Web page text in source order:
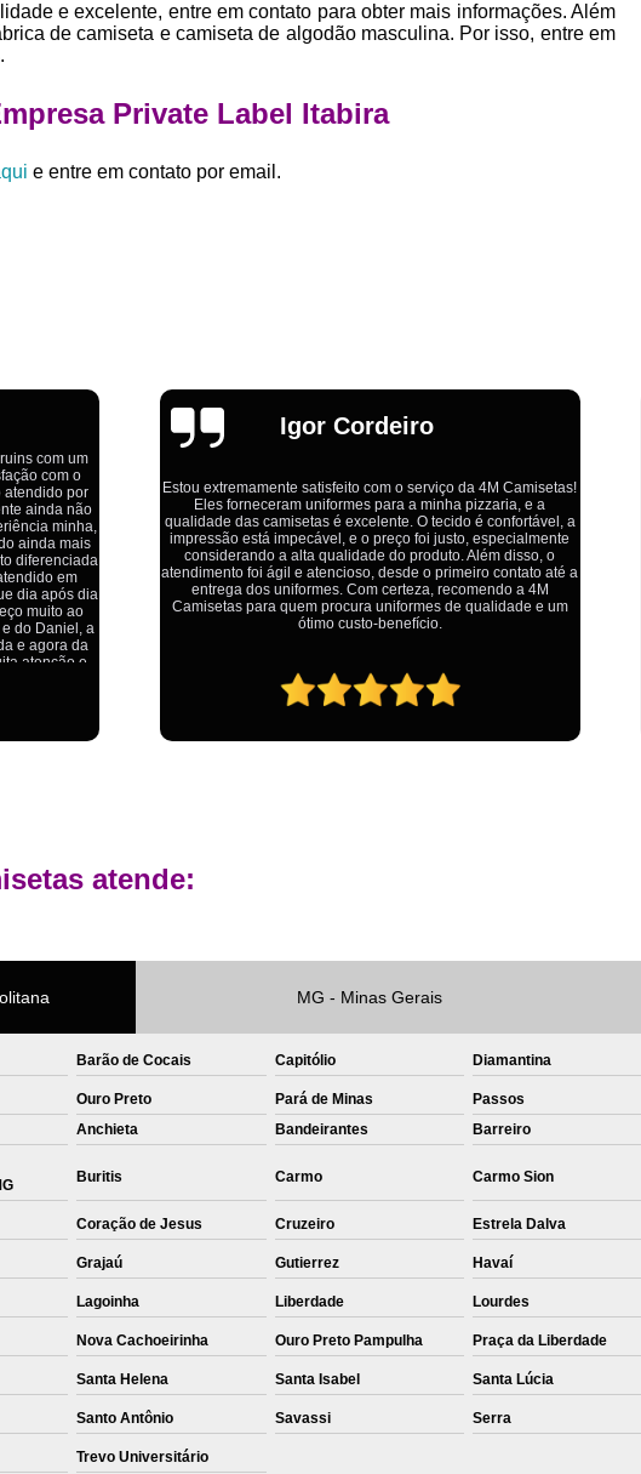
Private Label Roupas
Estamparia Digital em Tecido
Estamparia Têxtil Digital
Fabrica
Fábrica Camisetas Algodão
Fábrica Camisetas
Fabrica Camisetas
Atacado de Roupas para Revender de
Private Label Roupas Femininas
Private Label Têxtil Moda Infantil Brasília
Private Label Biquínis
Private
Private Label Camisetas
Private Label de Camisetas
Private Label Têxtil
Sublimação
Sublimação de Camisetas
Sublimação de Estampa em
Sublimação em Camisetas de
Sublimação em Tecido
Sublimação para Camisetas
e excelente, entre em contato para obter mais informações. Além
de camiseta e camiseta de algodão masculina. Por isso, entre em
Private Label Itabira
e entre em contato por email.
Camisetas!
e a
a
disso, o
contato até a
a 4M
e um
Emília
Ótimo atendimento,todos muito educados, prestativos e que
colocam o cliente em primeiro lugar. Qualquer lugar tem
problemas,isso é fato, mas aqui na 4M tudo é resolvido com
calma e de forma que todos saem ganhando no final.
atende:
MG - Minas Gerais
Barão de Cocais Capitólio Diamantina
Ouro Preto Pará de Minas Passos
Anchieta Bandeirantes Barreiro
Buritis Carmo Carmo Sion
Coração de Jesus Cruzeiro Estrela Dalva
Grajaú Gutierrez Havaí
Lagoinha Liberdade Lourdes
Nova Cachoeirinha Ouro Preto Pampulha Praça da Liberdade
Santa Helena Santa Isabel Santa Lúcia
Santo Antônio Savassi Serra
Trevo Universitário